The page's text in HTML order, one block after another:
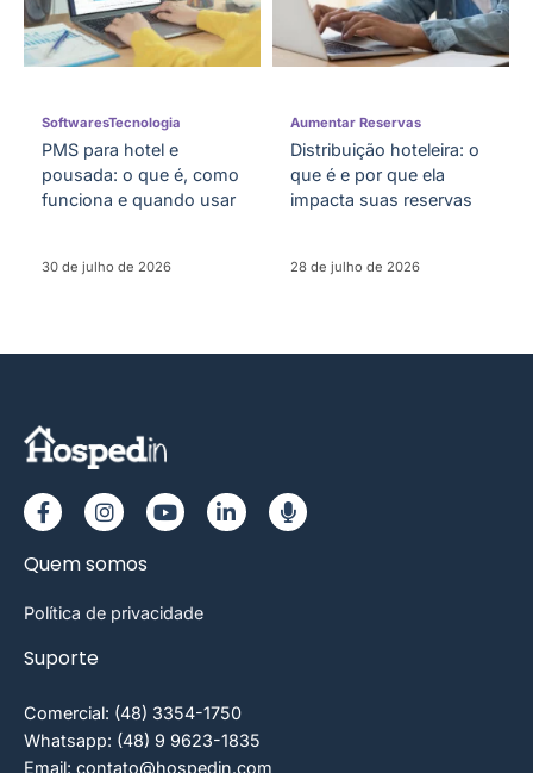
SoftwaresTecnologia
PMS para hotel e
pousada: o que é, como
funciona e quando usar
30 de julho de 2026
Aumentar Reservas
Distribuição hoteleira: o
que é e por que ela
impacta suas reservas
28 de julho de 2026
Quem somos
Política de privacidade
Suporte
Comercial: (48) 3354-1750
Whatsapp: (48) 9 9623-1835
Email: contato@hospedin.com